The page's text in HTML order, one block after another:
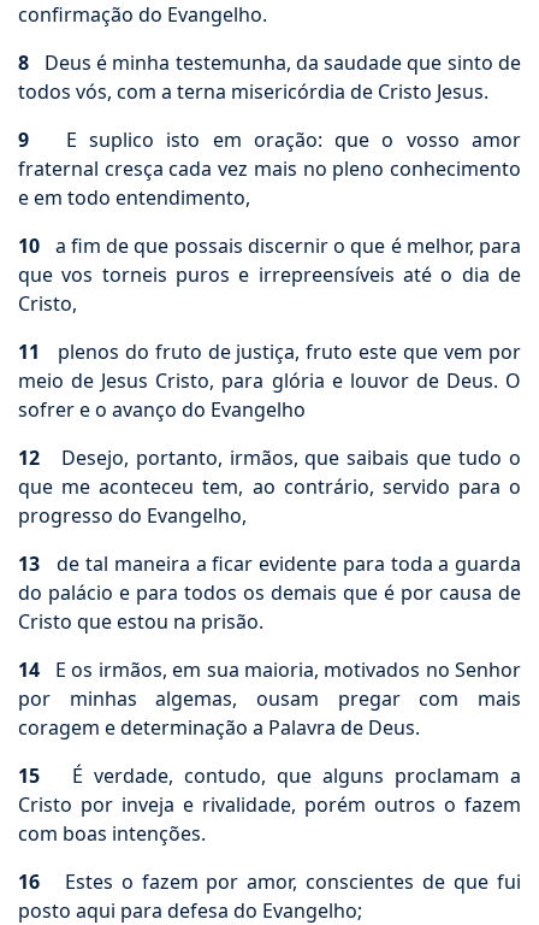
confirmação do Evangelho.
8 Deus é minha testemunha, da saudade que sinto de
todos vós, com a terna misericórdia de Cristo Jesus.
9 E suplico isto em oração: que o vosso amor
fraternal cresça cada vez mais no pleno conhecimento
e em todo entendimento,
10 a fim de que possais discernir o que é melhor, para
que vos torneis puros e irrepreensíveis até o dia de
Cristo,
11 plenos do fruto de justiça, fruto este que vem por
meio de Jesus Cristo, para glória e louvor de Deus. O
sofrer e o avanço do Evangelho
12 Desejo, portanto, irmãos, que saibais que tudo o
que me aconteceu tem, ao contrário, servido para o
progresso do Evangelho,
13 de tal maneira a ficar evidente para toda a guarda
do palácio e para todos os demais que é por causa de
Cristo que estou na prisão.
14 E os irmãos, em sua maioria, motivados no Senhor
por minhas algemas, ousam pregar com mais
coragem e determinação a Palavra de Deus.
15 É verdade, contudo, que alguns proclamam a
Cristo por inveja e rivalidade, porém outros o fazem
com boas intenções.
16 Estes o fazem por amor, conscientes de que fui
posto aqui para defesa do Evangelho;